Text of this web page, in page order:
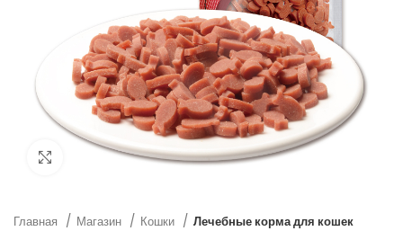
Нажмите, чтобы увеличить
Главная Магазин Кошки Лечебные корма для кошек